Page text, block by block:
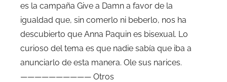
es la campaña Give a Damn a favor de la
igualdad que, sin comerlo ni beberlo, nos ha
descubierto que Anna Paquin es bisexual. Lo
curioso del tema es que nadie sabía que iba a
anunciarlo de esta manera. Ole sus narices.
—————————— Otros